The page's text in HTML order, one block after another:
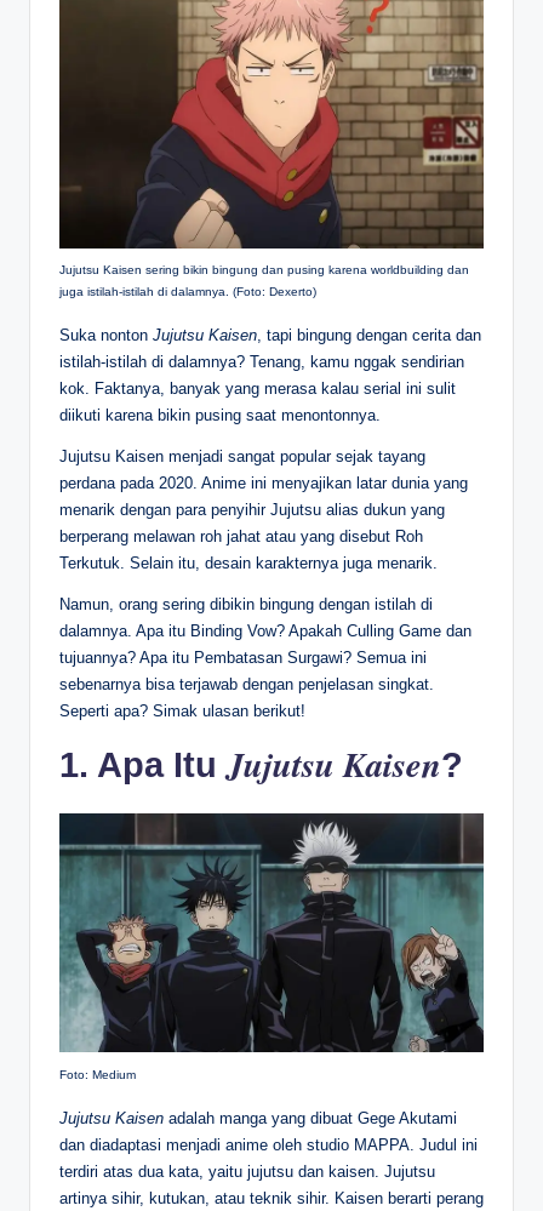
Jujutsu Kaisen sering bikin bingung dan pusing karena worldbuilding dan
juga istilah-istilah di dalamnya. (Foto: Dexerto)
Suka nonton Jujutsu Kaisen, tapi bingung dengan cerita dan
istilah-istilah di dalamnya? Tenang, kamu nggak sendirian
kok. Faktanya, banyak yang merasa kalau serial ini sulit
diikuti karena bikin pusing saat menontonnya.
Jujutsu Kaisen menjadi sangat popular sejak tayang
perdana pada 2020. Anime ini menyajikan latar dunia yang
menarik dengan para penyihir Jujutsu alias dukun yang
berperang melawan roh jahat atau yang disebut Roh
Terkutuk. Selain itu, desain karakternya juga menarik.
Namun, orang sering dibikin bingung dengan istilah di
dalamnya. Apa itu Binding Vow? Apakah Culling Game dan
tujuannya? Apa itu Pembatasan Surgawi? Semua ini
sebenarnya bisa terjawab dengan penjelasan singkat.
Seperti apa? Simak ulasan berikut!
1. Apa ItuJujutsu Kaisen?
Foto: Medium
Jujutsu Kaisen adalah manga yang dibuat Gege Akutami
dan diadaptasi menjadi anime oleh studio MAPPA. Judul ini
terdiri atas dua kata, yaitu jujutsu dan kaisen. Jujutsu
artinya sihir, kutukan, atau teknik sihir. Kaisen berarti perang